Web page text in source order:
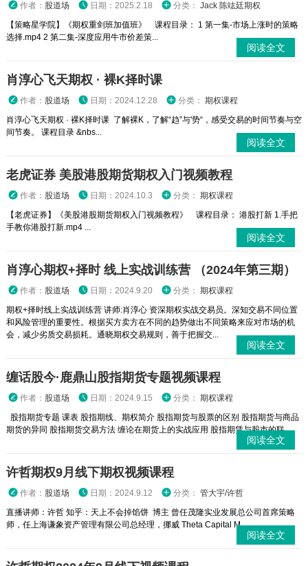
作者： 股道场 日期：2025.2.18 分类： Jack 陈竑廷期权
【策略星学院】《期权重剑班加值班》 课程目录： 1 第一集-市场上涨时的策略
选择.mp4 2 第二集-深度应用牛市价差策...
阅读全文
肖淳心飞天期权 · 裸K择时课
作者： 股道场 日期：2024.12.28 分类： 期权课程
肖淳心飞天期权 · 裸K择时课 了解裸K，了解“趋”与'势“，感受交易的时间节奏与空
间节奏。 课程目录 &nbs...
阅读全文
老虎证券 美股港股期货期权入门视频教程
作者： 股道场 日期：2024.10.3 分类： 期权课程
【老虎证券】《美股港股期货期权入门视频教程》 课程目录： 港股打新 1.手把
手教你港股打新.mp4 ...
阅读全文
肖淳心期权+择时 线上实战训练营 （2024年第三期）
作者： 股道场 日期：2024.9.20 分类： 期权课程
期权+择时线上实战训练营 讲师:肖淳心 资深期权实战交易员。深知交易不同位置
和风险管理的重要性。根据买方卖方在不同的趋势做出不同策略来应对市场的机
会，减少劣质交易损耗。通晓期权交易规则，善于把握交...
阅读全文
缠话股今·鹿鼎山股指期货专题视频课程
作者： 股道场 日期：2024.9.15 分类： 期权课程
股指期货专题 课表 股指期线、期权简介 股指期货与股票的区别 股指期货与商品
期货的异同 股指期货交易方法 缠论在期货上的实战应用 股指期赁与股市的联...
阅读全文
许哲期权9月线下期权视频课程
作者： 股道场 日期：2024.9.12 分类： 管大宇/许哲
直播讲师：许哲 知乎：天上不会掉馅饼 博主 曾任茂隆实业发展总公司首席策略
师，任上海谦象资产管理有限公司总经理，挪威 Theta Capital M...
阅读全文